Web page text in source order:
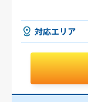
対応エリア